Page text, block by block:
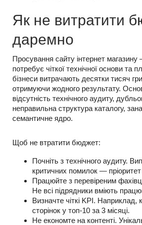
Як не витратити
даремно
Просування сайту інтернет магазину
потребує чіткої технічної основи та
бізнеси витрачають десятки тисяч
отримуючи жодного результату.
відсутність технічного аудиту,
неправильна структура каталогу,
семантичне ядро.
Щоб не втратити бюджет:
Почніть з технічного аудиту.
критичних помилок —
Працюйте з перевіреним
Не всі підрядники вміють
Визначте чіткі KPI. Наприклад,
сторінок у топ-10 за 3 місяці.
Не економте на контенті.